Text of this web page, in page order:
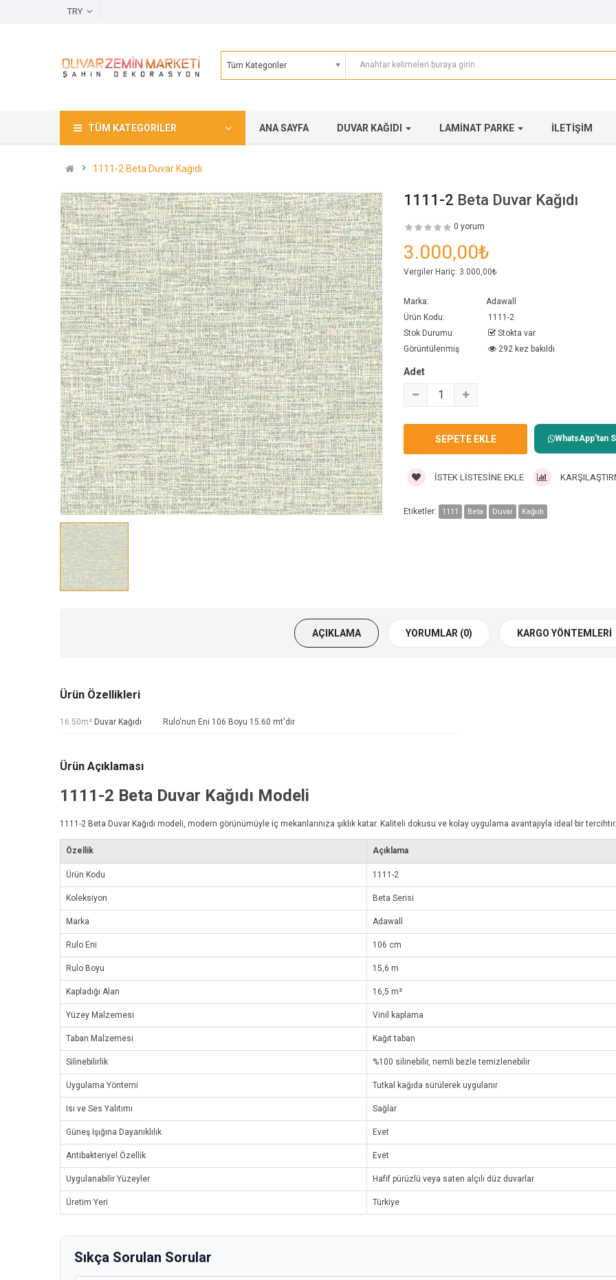
Tüm Kategoriler
TÜM KATEGORILER ANA SAYFA DUVAR KAĞIDI LAMINAT PARKE İLETIŞIM
1111-2 Beta Duvar Kağıdı
1111-2 Beta Duvar Kağıdı
0 yorum
3.000,00₺
Vergiler Hariç: 3.000,00₺
Marka:
Adawall
Ürün Kodu:
1111-2
Stok Durumu:
Stokta var
Görüntülenmiş
292 kez bakıldı
Adet
WhatsApp'tan
İSTEK LISTESINE EKLE
Etiketler: 1111 Beta Duvar Kağıdı
AÇIKLAMA YORUMLAR (0) KARGO YÖNTEMLERI
Ürün Özellikleri
16.50m² Duvar Kağıdı Rulo'nun Eni 106 Boyu 15.60 mt'dir
Ürün Açıklaması
1111-2 Beta Duvar Kağıdı Modeli
1111-2 Beta Duvar Kağıdı modeli, modern görünümüyle iç mekanlarınıza şıklık katar. Kaliteli dokusu ve kolay uygulama avantajıyla ideal bir tercihtir.
Özellik Açıklama
Ürün Kodu 1111-2
Koleksiyon Beta Serisi
Marka Adawall
Rulo Eni 106 cm
Rulo Boyu 15,6 m
Kapladığı Alan 16,5 m²
Yüzey Malzemesi Vinil kaplama
Taban Malzemesi Kağıt taban
Silinebilirlik %100 silinebilir, nemli bezle temizlenebilir
Uygulama Yöntemi Tutkal kağıda sürülerek uygulanır
Isı ve Ses Yalıtımı Sağlar
Güneş Işığına Dayanıklılık Evet
Antibakteriyel Özellik Evet
Uygulanabilir Yüzeyler Hafif pürüzlü veya saten alçılı düz duvarlar
Üretim Yeri Türkiye
Sıkça Sorulan Sorular